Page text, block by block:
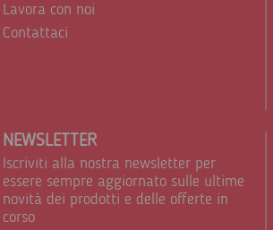
Lavora con noi
Contattaci
NEWSLETTER
Iscriviti alla nostra newsletter per
essere sempre aggiornato sulle ultime
novità dei prodotti e delle offerte in
corso